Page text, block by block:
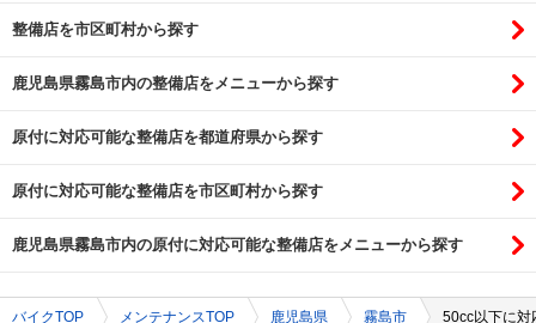
整備店を市区町村から探す
鹿児島県霧島市内の整備店をメニューから探す
原付に対応可能な整備店を都道府県から探す
原付に対応可能な整備店を市区町村から探す
鹿児島県霧島市内の原付に対応可能な整備店をメニューから探す
バイクTOP メンテナンスTOP 鹿児島県 霧島市 50cc以下に対